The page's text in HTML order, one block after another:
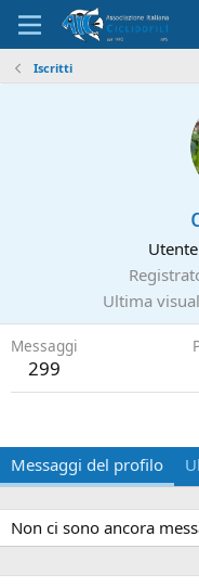
Iscritti
Utente
Ultima
Messaggi
299
Messaggi del profilo
Non ci sono ancora